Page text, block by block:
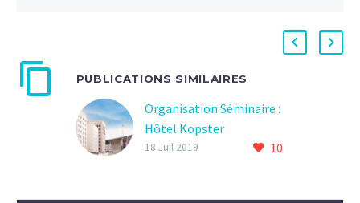
PUBLICATIONS SIMILAIRES
Organisation Séminaire :
Hôtel Kopster
10
18 Juil 2019